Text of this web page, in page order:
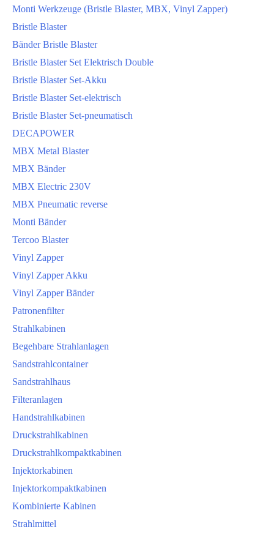
Monti Werkzeuge (Bristle Blaster, MBX, Vinyl Zapper)
Bristle Blaster
Bänder Bristle Blaster
Bristle Blaster Set Elektrisch Double
Bristle Blaster Set-Akku
Bristle Blaster Set-elektrisch
Bristle Blaster Set-pneumatisch
DECAPOWER
MBX Metal Blaster
MBX Bänder
MBX Electric 230V
MBX Pneumatic reverse
Monti Bänder
Tercoo Blaster
Vinyl Zapper
Vinyl Zapper Akku
Vinyl Zapper Bänder
Patronenfilter
Strahlkabinen
Begehbare Strahlanlagen
Sandstrahlcontainer
Sandstrahlhaus
Filteranlagen
Handstrahlkabinen
Druckstrahlkabinen
Druckstrahlkompaktkabinen
Injektorkabinen
Injektorkompaktkabinen
Kombinierte Kabinen
Strahlmittel